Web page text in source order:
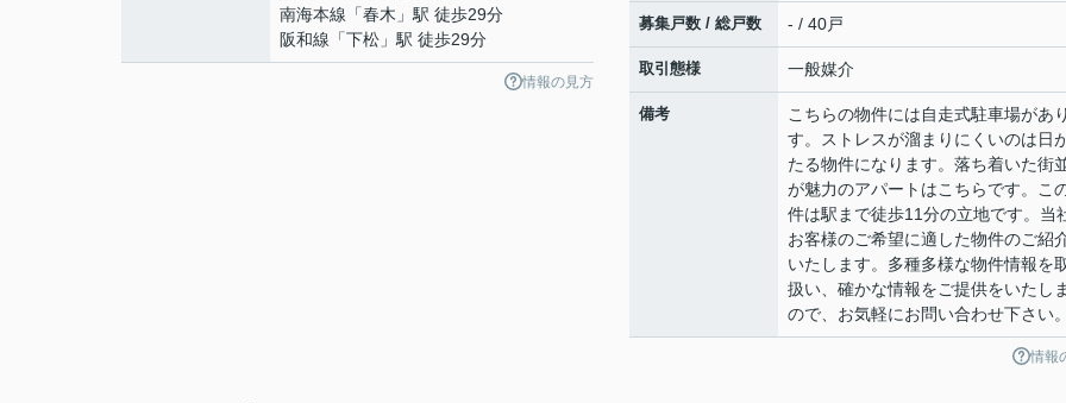
南海本線 「春木 」駅 徒歩29分
阪和線 「下松 」駅 徒歩29分
情報の見方
募集戸数 / 総戸数 - / 40戸
取引態様 一般媒介
備考
こちらの物件には自走式駐車場があ
す。ストレスが溜まりにくいのは日
たる物件になります。落ち着いた街
が魅力のアパートはこちらです。こ
件は駅まで徒歩11分の立地です。当
お客様のご希望に適した物件のご紹
いたします。多種多様な物件情報を
扱い、確かな情報をご提供をいたし
ので、お気軽にお問い合わせ下さい。
情報